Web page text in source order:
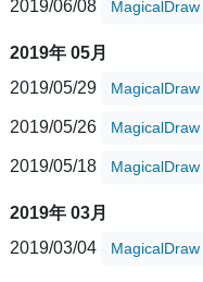
2019/06/08
MagicalDraw
2019年 05月
2019/05/29
MagicalDraw
2019/05/26 MagicalDraw
2019/05/18 MagicalDraw
2019年 03月
2019/03/04
MagicalDraw